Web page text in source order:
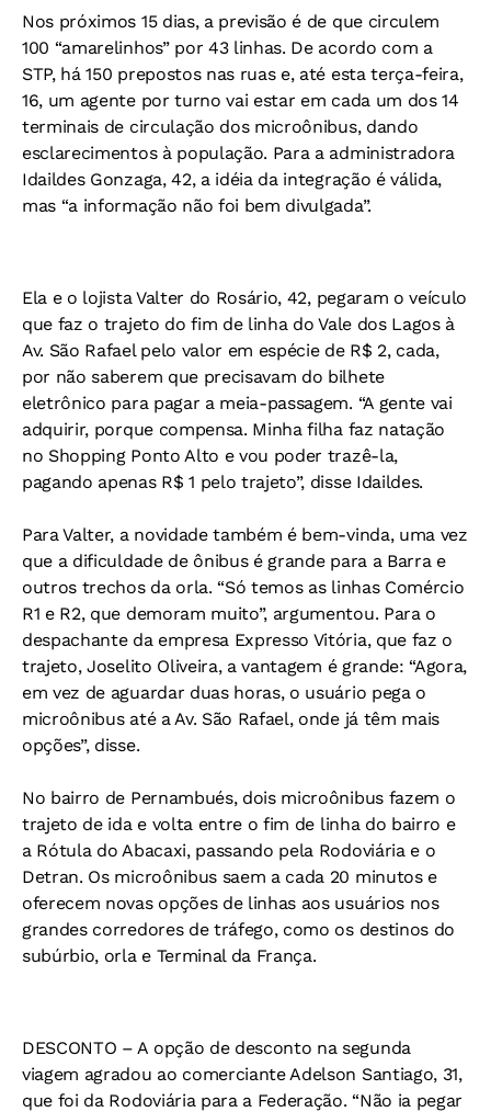
Nos próximos 15 dias, a previsão é de que circulem
100 “amarelinhos” por 43 linhas. De acordo com a
STP, há 150 prepostos nas ruas e, até esta terça-feira,
16, um agente por turno vai estar em cada um dos 14
terminais de circulação dos microônibus, dando
esclarecimentos à população. Para a administradora
Idaildes Gonzaga, 42, a idéia da integração é válida,
mas “a informação não foi bem divulgada”.
Ela e o lojista Valter do Rosário, 42, pegaram o veículo
que faz o trajeto do fim de linha do Vale dos Lagos à
Av. São Rafael pelo valor em espécie de R$ 2, cada,
por não saberem que precisavam do bilhete
eletrônico para pagar a meia-passagem. “A gente vai
adquirir, porque compensa. Minha filha faz natação
no Shopping Ponto Alto e vou poder trazê-la,
pagando apenas R$ 1 pelo trajeto”, disse Idaildes.
Para Valter, a novidade também é bem-vinda, uma vez
que a dificuldade de ônibus é grande para a Barra e
outros trechos da orla. “Só temos as linhas Comércio
R1 e R2, que demoram muito”, argumentou. Para o
despachante da empresa Expresso Vitória, que faz o
trajeto, Joselito Oliveira, a vantagem é grande: “Agora,
em vez de aguardar duas horas, o usuário pega o
microônibus até a Av. São Rafael, onde já têm mais
opções”, disse.
No bairro de Pernambués, dois microônibus fazem o
trajeto de ida e volta entre o fim de linha do bairro e
a Rótula do Abacaxi, passando pela Rodoviária e o
Detran. Os microônibus saem a cada 20 minutos e
oferecem novas opções de linhas aos usuários nos
grandes corredores de tráfego, como os destinos do
subúrbio, orla e Terminal da França.
DESCONTO – A opção de desconto na segunda
viagem agradou ao comerciante Adelson Santiago, 31,
que foi da Rodoviária para a Federação. “Não ia pegar